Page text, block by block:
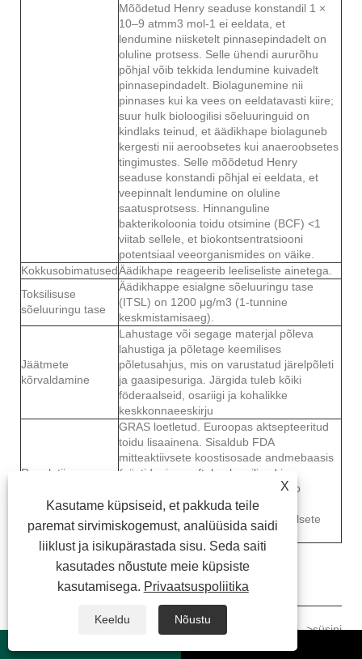
Mõõdetud Henry seaduse konstandil 1 ×
10–9 atmm3 mol-1 ei eeldata, et
lendumine niisketelt pinnasepindadelt on
oluline protsess. Selle ühendi aururõhu
põhjal võib tekkida lendumine kuivadelt
pinnasepindadelt. Biolagunemine nii
pinnases kui ka vees on eeldatavasti kiire;
suur hulk bioloogilisi sõeluuringuid on
kindlaks teinud, et äädikhape biolaguneb
kergesti nii aeroobsetes kui anaeroobsetes
tingimustes. Selle mõõdetud Henry
seaduse konstandi põhjal ei eeldata, et
veepinnalt lendumine on oluline
saatusprotsess. Hinnanguline
bakterikoloonia toidu otsimine (BCF) <1
viitab sellele, et biokontsentratsiooni
potentsiaal veeorganismides on väike.
KokkusobimatusedÄädikhape reageerib leeliseliste ainetega.
Toksilisuse
sõeluuringu tase
Äädikhappe esialgne sõeluuringu tase
(ITSL) on 1200 μg/m3 (1-tunnine
keskmistamisaeg).
Jäätmete
kõrvaldamine
Lahustage või segage materjal põleva
lahustiga ja põletage keemilises
põletusahjus, mis on varustatud järelpõleti
ja gaasipesuriga. Järgida tuleb kõiki
föderaalseid, osariigi ja kohalikke
keskkonnaeeskirju
Regulatiivne
GRAS loetletud. Euroopas aktsepteeritud
toidu lisaainena. Sisaldub FDA
mitteaktiivsete koostisosade andmebaasis
(süstid, nina-, oftalmoloogilised ja
suukaudsed preparaadid). Sisaldub
Ühendkuningriigis litsentseeritud
parenteraalsete ja mitteparenteraalsete
preparaatide hulgas
Valmistamistooted ja toorained
Etanool-->metanool-->lämmastik--
>jodometaan-->hapnik-->aktiivsüsi-->süsinik-
X
Kasutame küpsiseid, et pakkuda teile
paremat sirvimiskogemust, analüüsida saidi
liiklust ja isikupärastada sisu. Seda saiti
kasutades nõustute meie küpsiste
kasutamisega. Privaatsuspoliitika
Keeldu Nõustu